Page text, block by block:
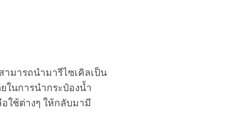
มารถนำมารีไซเคิลเป็น
ในการนำกระป๋องน้ำ
ใช้ต่างๆ ให้กลับมามี